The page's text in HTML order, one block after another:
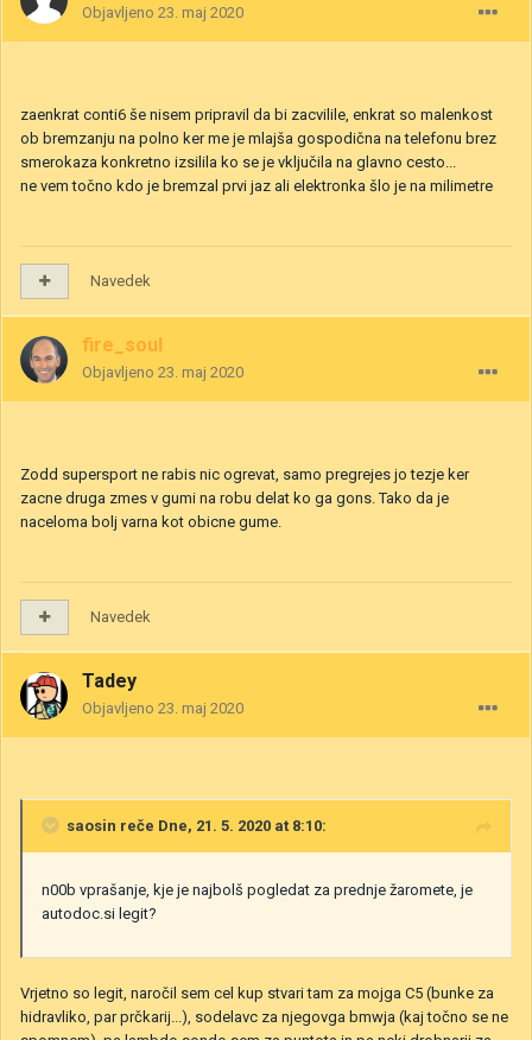
Objavljeno 23. maj 2020
zaenkrat conti6 še nisem pripravil da bi zacvilile, enkrat so malenkost
ob bremzanju na polno ker me je mlajša gospodična na telefonu brez
smerokaza konkretno izsilila ko se je vključila na glavno cesto...
ne vem točno kdo je bremzal prvi jaz ali elektronka šlo je na milimetre
Navedek
fire_soul
Objavljeno 23. maj 2020
Zodd supersport ne rabis nic ogrevat, samo pregrejes jo tezje ker
zacne druga zmes v gumi na robu delat ko ga gons. Tako da je
naceloma bolj varna kot obicne gume.
Navedek
Tadey
Objavljeno 23. maj 2020
saosin reče Dne, 21. 5. 2020 at 8:10:
n00b vprašanje, kje je najbolš pogledat za prednje žaromete, je
autodoc.si legit?
Vrjetno so legit, naročil sem cel kup stvari tam za mojga C5 (bunke za
hidravliko, par prčkarij...), sodelavc za njegovga bmwja (kaj točno se ne